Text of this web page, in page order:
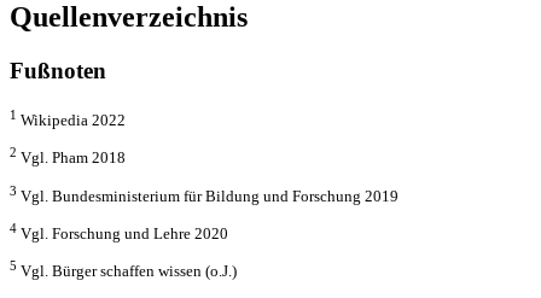
Quellenverzeichnis
Fußnoten
1 Wikipedia 2022
2 Vgl. Pham 2018
3 Vgl. Bundesministerium für Bildung und Forschung 2019
4 Vgl. Forschung und Lehre 2020
5 Vgl. Bürger schaffen wissen (o.J.)